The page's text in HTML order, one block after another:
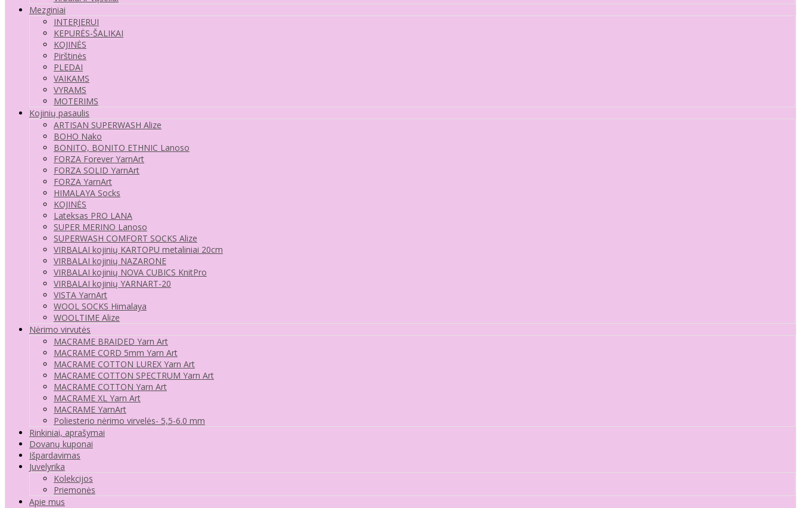
Mezginiai
INTERJERUI
KEPURĖS-ŠALIKAI
KOJINĖS
Pirštinės
PLEDAI
VAIKAMS
VYRAMS
MOTERIMS
Kojinių pasaulis
ARTISAN SUPERWASH Alize
BOHO Nako
BONITO, BONITO ETHNIC Lanoso
FORZA Forever YarnArt
FORZA SOLID YarnArt
FORZA YarnArt
HIMALAYA Socks
KOJINĖS
Lateksas PRO LANA
SUPER MERINO Lanoso
SUPERWASH COMFORT SOCKS Alize
VIRBALAI kojinių KARTOPU metaliniai 20cm
VIRBALAI kojinių NAZARONE
VIRBALAI kojinių NOVA CUBICS KnitPro
VIRBALAI kojinių YARNART-20
VISTA YarnArt
WOOL SOCKS Himalaya
WOOLTIME Alize
Nėrimo virvutės
MACRAME BRAIDED Yarn Art
MACRAME CORD 5mm Yarn Art
MACRAME COTTON LUREX Yarn Art
MACRAME COTTON SPECTRUM Yarn Art
MACRAME COTTON Yarn Art
MACRAME XL Yarn Art
MACRAME YarnArt
Poliesterio nėrimo virvelės- 5,5-6.0 mm
Rinkiniai, aprašymai
Dovanų kuponai
Išpardavimas
Juvelyrika
Kolekcijos
Priemonės
Apie mus